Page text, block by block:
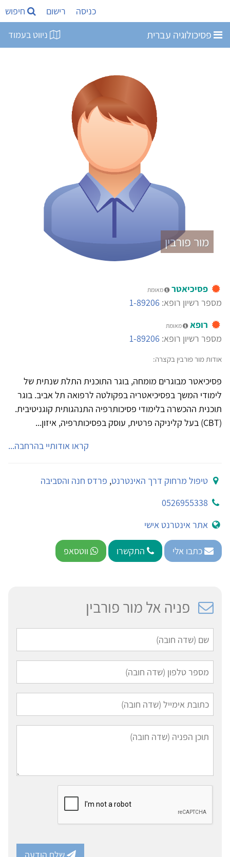
כניסה רישום חיפוש
פסיכולוגיה עברית ניווט בעמוד
מור פורבין
פסיכיאטר מאומת
מספר רשיון רופא: 1-89206
רופא
מאומת
מספר רשיון רופא: 1-89206
אודות מור פורבין בקצרה:
פסיכיאטר מבוגרים מומחה, בוגר התוכנית התלת שנתית של
לימודי המשך בפסיכיאטריה בפקולטה לרפואה תל אביב. בוגר
תוכנית ההכשרה בלימודי פסיכותרפיה התנהגותית קוגניטיבית.
(CBT) בעל קליניקה פרטית, עוסק בפסיכותרפיה, איזון...
קראו אודותיי בהרחבה...
טיפול מרחוק דרך האינטרנט, פרדס חנה והסביבה
0526955338
אתר אינטרנט אישי
כתבו אלי התקשרו ווטסאפ
פניה אל מור פורבין